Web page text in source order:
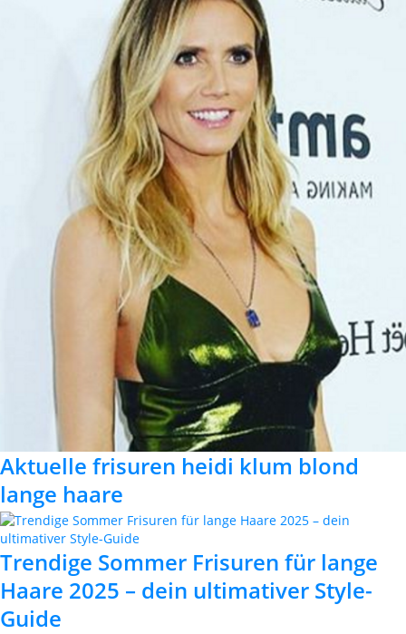
Aktuelle frisuren heidi klum blond
lange haare
Trendige Sommer Frisuren für lange
Haare 2025 – dein ultimativer Style-
Guide